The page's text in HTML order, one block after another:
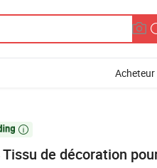
Acheteur

Tissu de décoration